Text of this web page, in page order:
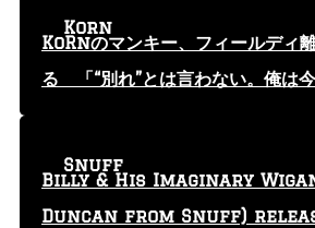
KoRnのマンキー、フィールディ
る 「“別れ”とは言わない。俺は
Korn
Billy & His Imaginary
Duncan from Snuff)
Snuff